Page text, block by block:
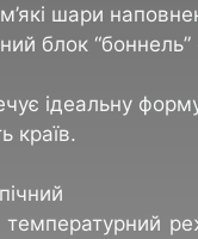
шари
блок
ідеальну
країв.